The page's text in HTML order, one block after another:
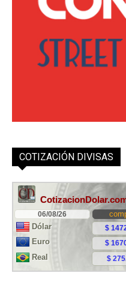
COTIZACIÓN DIVISAS